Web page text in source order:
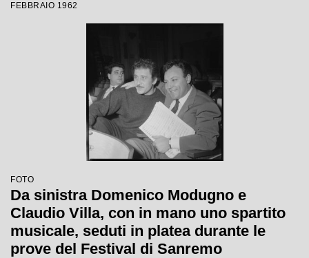
FEBBRAIO 1962
FOTO
Da sinistra Domenico Modugno e
Claudio Villa, con in mano uno spartito
musicale, seduti in platea durante le
prove del Festival di Sanremo